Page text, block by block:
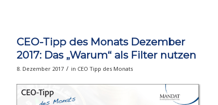
CEO-Tipp des Monats Dezember
2017: Das „Warum“ als Filter nutzen
8. Dezember 2017 / in CEO Tipp des Monats